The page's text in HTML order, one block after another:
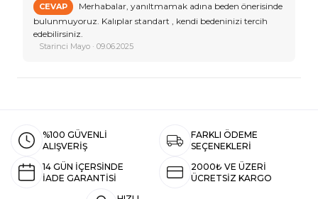
CEVAP
Merhabalar, yanıltmamak adına beden önerisinde
bulunmuyoruz. Kalıplar standart , kendi bedeninizi tercih
edebilirsiniz.
Starinci Mayo · 09.06.2025
%100 GÜVENLİ
ALIŞVERİŞ
FARKLI ÖDEME
SEÇENEKLERİ
14 GÜN İÇERSİNDE
İADE GARANTİSİ
2000₺ VE ÜZERİ
ÜCRETSİZ KARGO